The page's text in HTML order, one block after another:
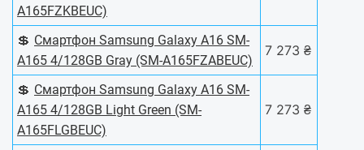
A165FZKBEUC)
💲 Смартфон Samsung Galaxy A16 SM-
A165 4/128GB Gray (SM-A165FZABEUC)
7 273 ₴
💲 Смартфон Samsung Galaxy A16 SM-
A165 4/128GB Light Green (SM-
A165FLGBEUC)
7 273 ₴